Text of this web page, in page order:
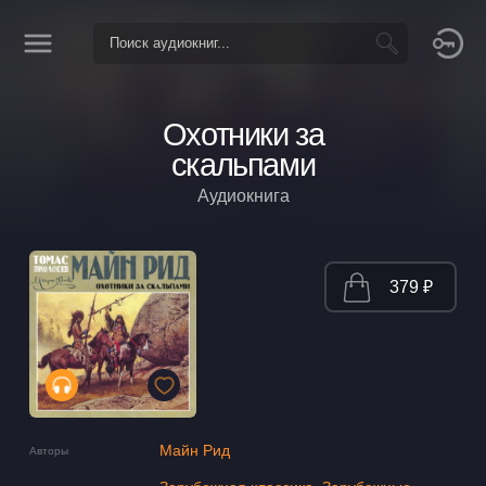
Охотники за
скальпами
Аудиокнига
Авторы Майн Рид
379 ₽